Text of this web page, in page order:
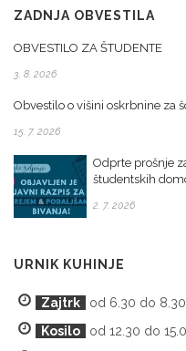
ZADNJA OBVESTILA
OBVESTILO ZA ŠTUDENTE
3. 8. 2026
Obvestilo o višini oskrbnine za
15. 7. 2026
Odprte prošnje
študentskih
2. 7. 2026
URNIK KUHINJE
Zajtrk
od 6.30 do 8.30
Kosilo
od 12.30 do